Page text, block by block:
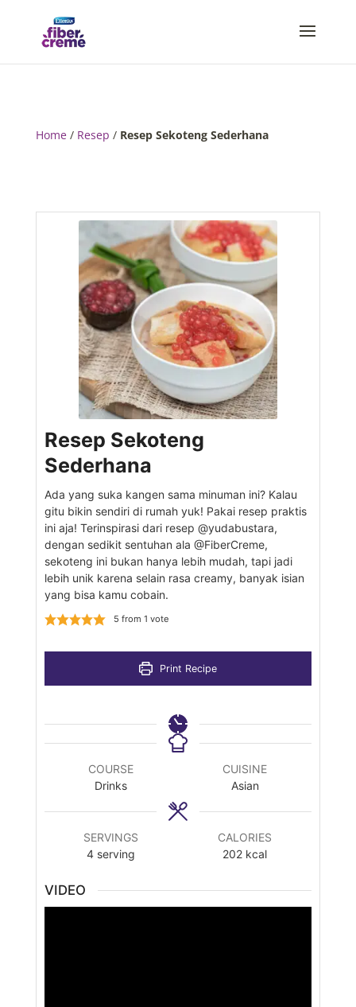
Home/ Resep / Resep Sekoteng Sederhana
Resep Sekoteng
Sederhana
Ada yang suka kangen sama minuman ini? Kalau
gitu bikin sendiri di rumah yuk! Pakai resep praktis
ini aja! Terinspirasi dari resep @yudabustara,
dengan sedikit sentuhan ala @FiberCreme,
sekoteng ini bukan hanya lebih mudah, tapi jadi
lebih unik karena selain rasa creamy, banyak isian
yang bisa kamu cobain.
5 from 1 vote
Print Recipe
COURSE
Drinks
CUISINE
Asian
SERVINGS
4 serving
CALORIES
202 kcal
VIDEO